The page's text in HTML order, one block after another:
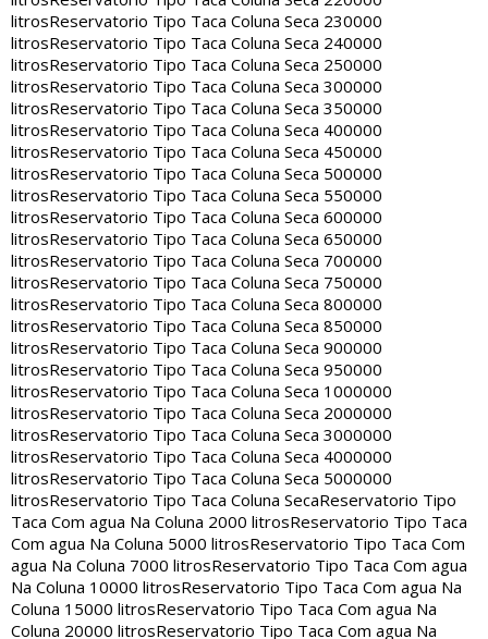
litrosReservatorio Tipo Taca Coluna Seca 230000
litrosReservatorio Tipo Taca Coluna Seca 240000
litrosReservatorio Tipo Taca Coluna Seca 250000
litrosReservatorio Tipo Taca Coluna Seca 300000
litrosReservatorio Tipo Taca Coluna Seca 350000
litrosReservatorio Tipo Taca Coluna Seca 400000
litrosReservatorio Tipo Taca Coluna Seca 450000
litrosReservatorio Tipo Taca Coluna Seca 500000
litrosReservatorio Tipo Taca Coluna Seca 550000
litrosReservatorio Tipo Taca Coluna Seca 600000
litrosReservatorio Tipo Taca Coluna Seca 650000
litrosReservatorio Tipo Taca Coluna Seca 700000
litrosReservatorio Tipo Taca Coluna Seca 750000
litrosReservatorio Tipo Taca Coluna Seca 800000
litrosReservatorio Tipo Taca Coluna Seca 850000
litrosReservatorio Tipo Taca Coluna Seca 900000
litrosReservatorio Tipo Taca Coluna Seca 950000
litrosReservatorio Tipo Taca Coluna Seca 1000000
litrosReservatorio Tipo Taca Coluna Seca 2000000
litrosReservatorio Tipo Taca Coluna Seca 3000000
litrosReservatorio Tipo Taca Coluna Seca 4000000
litrosReservatorio Tipo Taca Coluna Seca 5000000
litrosReservatorio Tipo Taca Coluna SecaReservatorio Tipo
Taca Com agua Na Coluna 2000 litrosReservatorio Tipo Taca
Com agua Na Coluna 5000 litrosReservatorio Tipo Taca Com
agua Na Coluna 7000 litrosReservatorio Tipo Taca Com agua
Na Coluna 10000 litrosReservatorio Tipo Taca Com agua Na
Coluna 15000 litrosReservatorio Tipo Taca Com agua Na
Coluna 20000 litrosReservatorio Tipo Taca Com agua Na